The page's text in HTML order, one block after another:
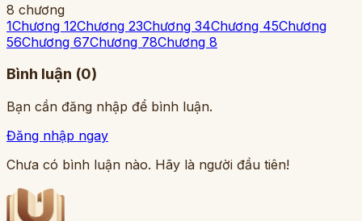
8 chương
1Chương 12Chương 23Chương 34Chương 45Chương
56Chương 67Chương 78Chương 8
Bình luận (0)
Bạn cần đăng nhập để bình luận.
Đăng nhập ngay
Chưa có bình luận nào. Hãy là người đầu tiên!